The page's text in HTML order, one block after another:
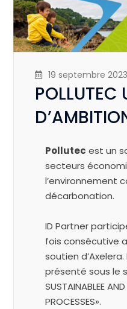
19 septembre 2023
POLLUTEC
Pollutec est un
secteurs
l’environnement
décarbonation.
ID Partner
fois consécutive
soutien d’Axelera.
présenté sous le
SUSTAINABLEEAND
PROCESSES».